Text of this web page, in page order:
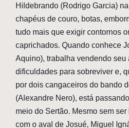
Hildebrando (Rodrigo Garcia)
chapéus de couro, botas,
tudo mais que exigir contornos
caprichados. Quando conhece
Aquino), trabalha vendendo seu
dificuldades para sobreviver e,
por dois cangaceiros do bando
(Alexandre Nero), está
meio do Sertão. Mesmo sem
com o aval de Josué, Miguel